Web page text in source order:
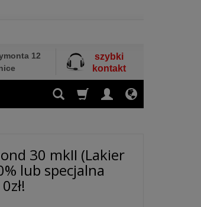
12
szybki
kontakt
30 mkII (Lakier
lub specjalna